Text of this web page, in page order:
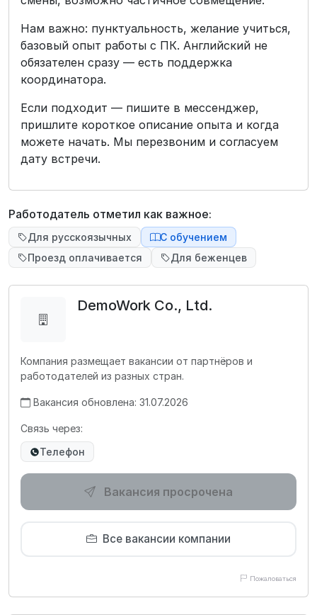
Нам важно: пунктуальность, желание учиться,
базовый опыт работы с ПК. Английский не
обязателен сразу — есть поддержка
координатора.
Если подходит — пишите в мессенджер,
пришлите короткое описание опыта и когда
можете начать. Мы перезвоним и согласуем
дату встречи.
Работодатель отметил как важное:
Для русскоязычных
С обучением
Проезд оплачивается
Для беженцев
DemoWork Co., Ltd.
Компания размещает вакансии от партнёров и
работодателей из разных стран.
Вакансия обновлена: 31.07.2026
Связь через:
Телефон
Вакансия просрочена
Все вакансии компании
Пожаловаться